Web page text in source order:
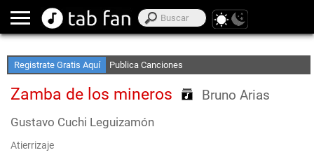
Registrate Gratis Aquí Publica Canciones
Zamba de los mineros Bruno Arias
Gustavo Cuchi Leguizamón
Atierrizaje